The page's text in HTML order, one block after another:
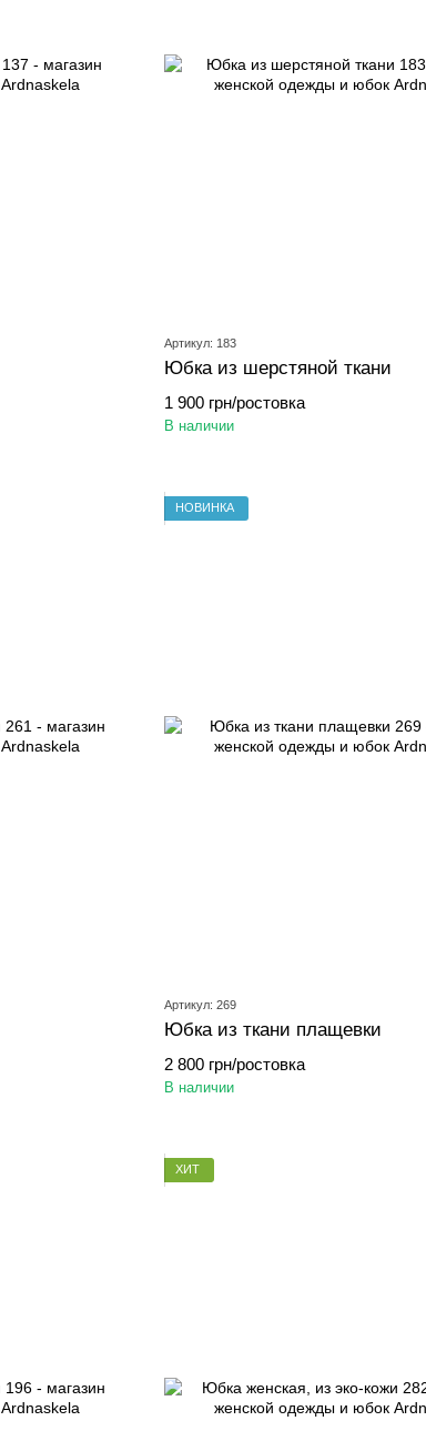
Артикул: 183
Юбка из шерстяной ткани
1 900 грн/ростовка
В наличии
НОВИНКА
Артикул: 269
Юбка из ткани плащевки
2 800 грн/ростовка
В наличии
ХИТ